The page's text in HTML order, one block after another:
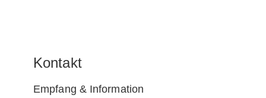
Kontakt
Empfang & Information